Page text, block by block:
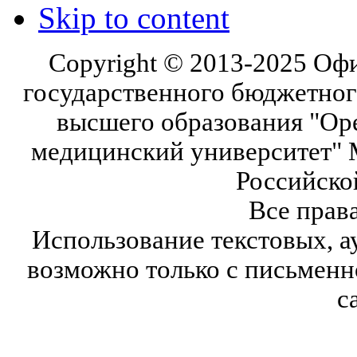
Skip to content
Copyright © 2013-2025
государственного
высшего образования
медицинский университет"
Все
Использование текстовых,
возможно только с